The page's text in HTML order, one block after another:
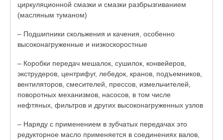
циркуляционной смазки и смазки разбрызгиванием
(масляным туманом)
– Подшипники скольжения и качения, особенно
высоконагруженные и низкоскоростные
– Коробки передач мешалок, сушилок, конвейеров,
экструдеров, центрифуг, лебедок, кранов, подъемников,
вентиляторов, смесителей, прессов, измельчителей,
поворотных механизмов, насосов, в том числе
нефтяных, фильтров и других высоконагруженных узлов
– Наряду с применением в зубчатых передачах это
редукторное масло применяется в соединениях валов,